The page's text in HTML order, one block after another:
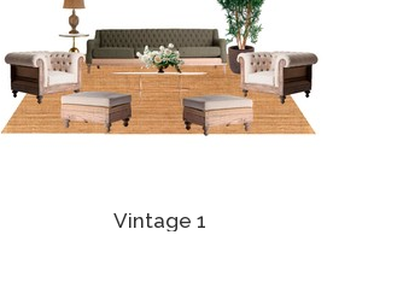
Vintage 1